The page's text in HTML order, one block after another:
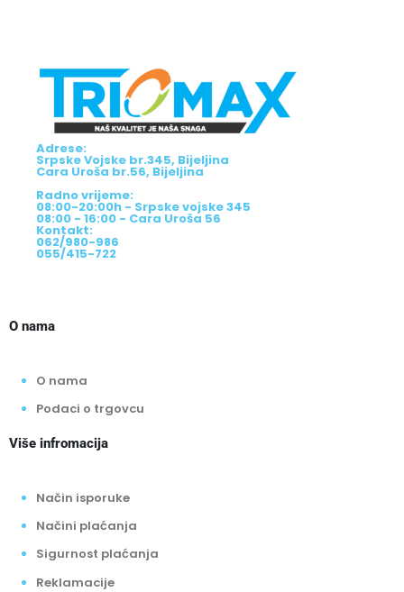
Adrese:
Srpske Vojske br.345, Bijeljina
Cara Uroša br.56, Bijeljina
Radno vrijeme:
08:00-20:00h - Srpske vojske 345
08:00 - 16:00 - Cara Uroša 56
Kontakt:
062/980-986
055/415-722
O nama
O nama
Podaci o trgovcu
Više infromacija
Način isporuke
Načini plaćanja
Sigurnost plaćanja
Reklamacije